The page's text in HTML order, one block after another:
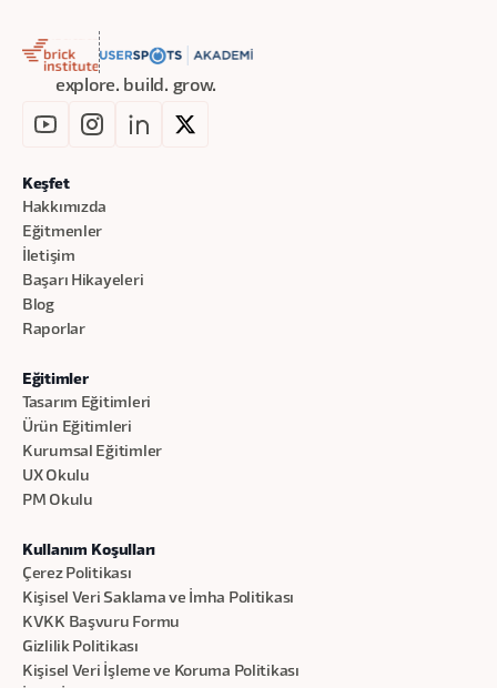
explore. build. grow.
Keşfet
Hakkımızda
Eğitmenler
İletişim
Başarı Hikayeleri
Blog
Raporlar
Eğitimler
Tasarım Eğitimleri
Ürün Eğitimleri
Kurumsal Eğitimler
UX Okulu
PM Okulu
Kullanım Koşulları
Çerez Politikası
Kişisel Veri Saklama ve İmha Politikası
KVKK Başvuru Formu
Gizlilik Politikası
Kişisel Veri İşleme ve Koruma Politikası